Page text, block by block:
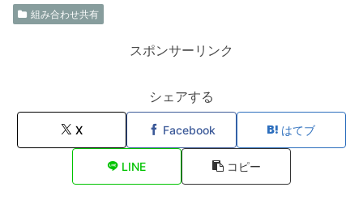
組み合わせ共有
スポンサーリンク
シェアする
X Facebook はてブ
LINE コピー